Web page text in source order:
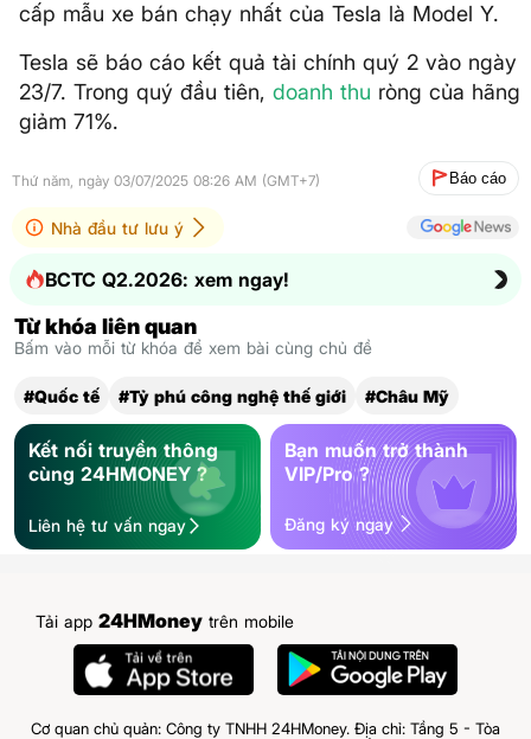
cấp mẫu xe bán chạy nhất của Tesla là Model Y.
Tesla sẽ báo cáo kết quả tài chính quý 2 vào ngày
23/7. Trong quý đầu tiên, doanh thu ròng của hãng
giảm 71%.
Thứ năm, ngày 03/07/2025 08:26 AM (GMT+7) Báo cáo
Nhà đầu tư lưu ý
BCTC Q2.2026: xem ngay!
Từ khóa liên quan
Bấm vào mỗi từ khóa để xem bài cùng chủ đề
#Quốc tế #Tỷ phú công nghệ thế giới #Châu Mỹ
Kết nối truyền thông
cùng 24HMONEY ?
Liên hệ tư vấn ngay
Bạn muốn trở thành
VIP/Pro ?
Đăng ký ngay
Tải app 24HMoney trên mobile
Cơ quan chủ quản: Công ty TNHH 24HMoney. Địa chỉ: Tầng 5 - Tòa